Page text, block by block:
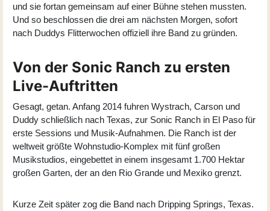
und sie fortan gemeinsam auf einer Bühne stehen mussten.
Und so beschlossen die drei am nächsten Morgen, sofort
nach Duddys Flitterwochen offiziell ihre Band zu gründen.
Von der Sonic Ranch zu ersten
Live-Auftritten
Gesagt, getan. Anfang 2014 fuhren Wystrach, Carson und
Duddy schließlich nach Texas, zur Sonic Ranch in El Paso für
erste Sessions und Musik-Aufnahmen. Die Ranch ist der
weltweit größte Wohnstudio-Komplex mit fünf großen
Musikstudios, eingebettet in einem insgesamt 1.700 Hektar
großen Garten, der an den Rio Grande und Mexiko grenzt.
Kurze Zeit später zog die Band nach Dripping Springs, Texas.